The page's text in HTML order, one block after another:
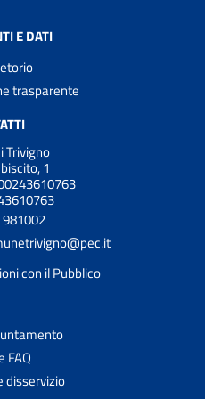
E DATI
trasparente
Trivigno
1
con il Pubblico
FAQ
disservizio